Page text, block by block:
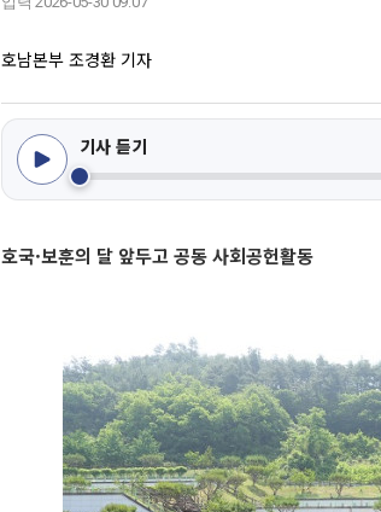
호남본부 조경환 기자
기사 듣기
호국·보훈의 달 앞두고 공동 사회공헌활동